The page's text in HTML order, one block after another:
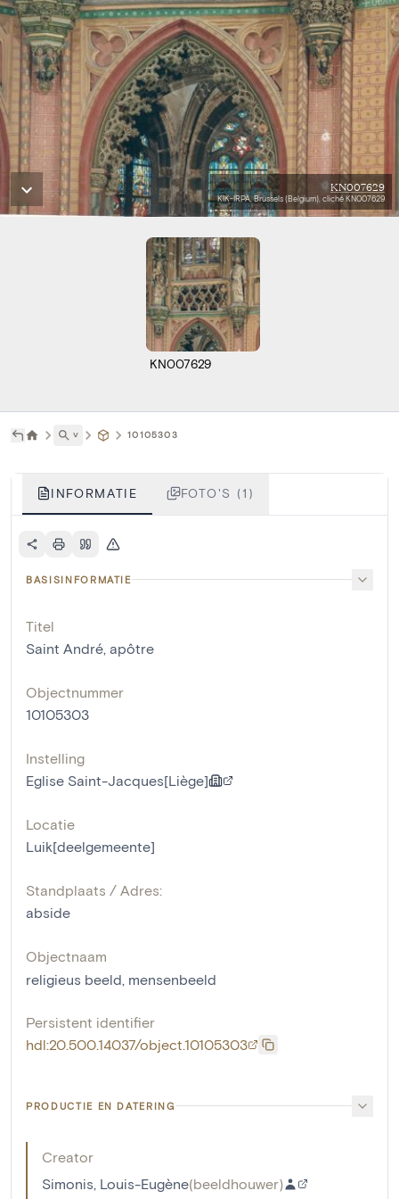
KN007629
KIK-IRPA, Brussels (Belgium), cliché KN007629
KN007629
˅ 10105303
INFORMATIE FOTO'S (1)
BASISINFORMATIE
Titel
Saint André, apôtre
Objectnummer
10105303
Instelling
Eglise Saint-Jacques[Liège]
Locatie
Luik[deelgemeente]
Standplaats / Adres:
abside
Objectnaam
religieus beeld mensenbeeld
Persistent identifier
hdl:20.500.14037/object.10105303
PRODUCTIE EN DATERING
Creator
Simonis, Louis-Eugène(beeldhouwer)